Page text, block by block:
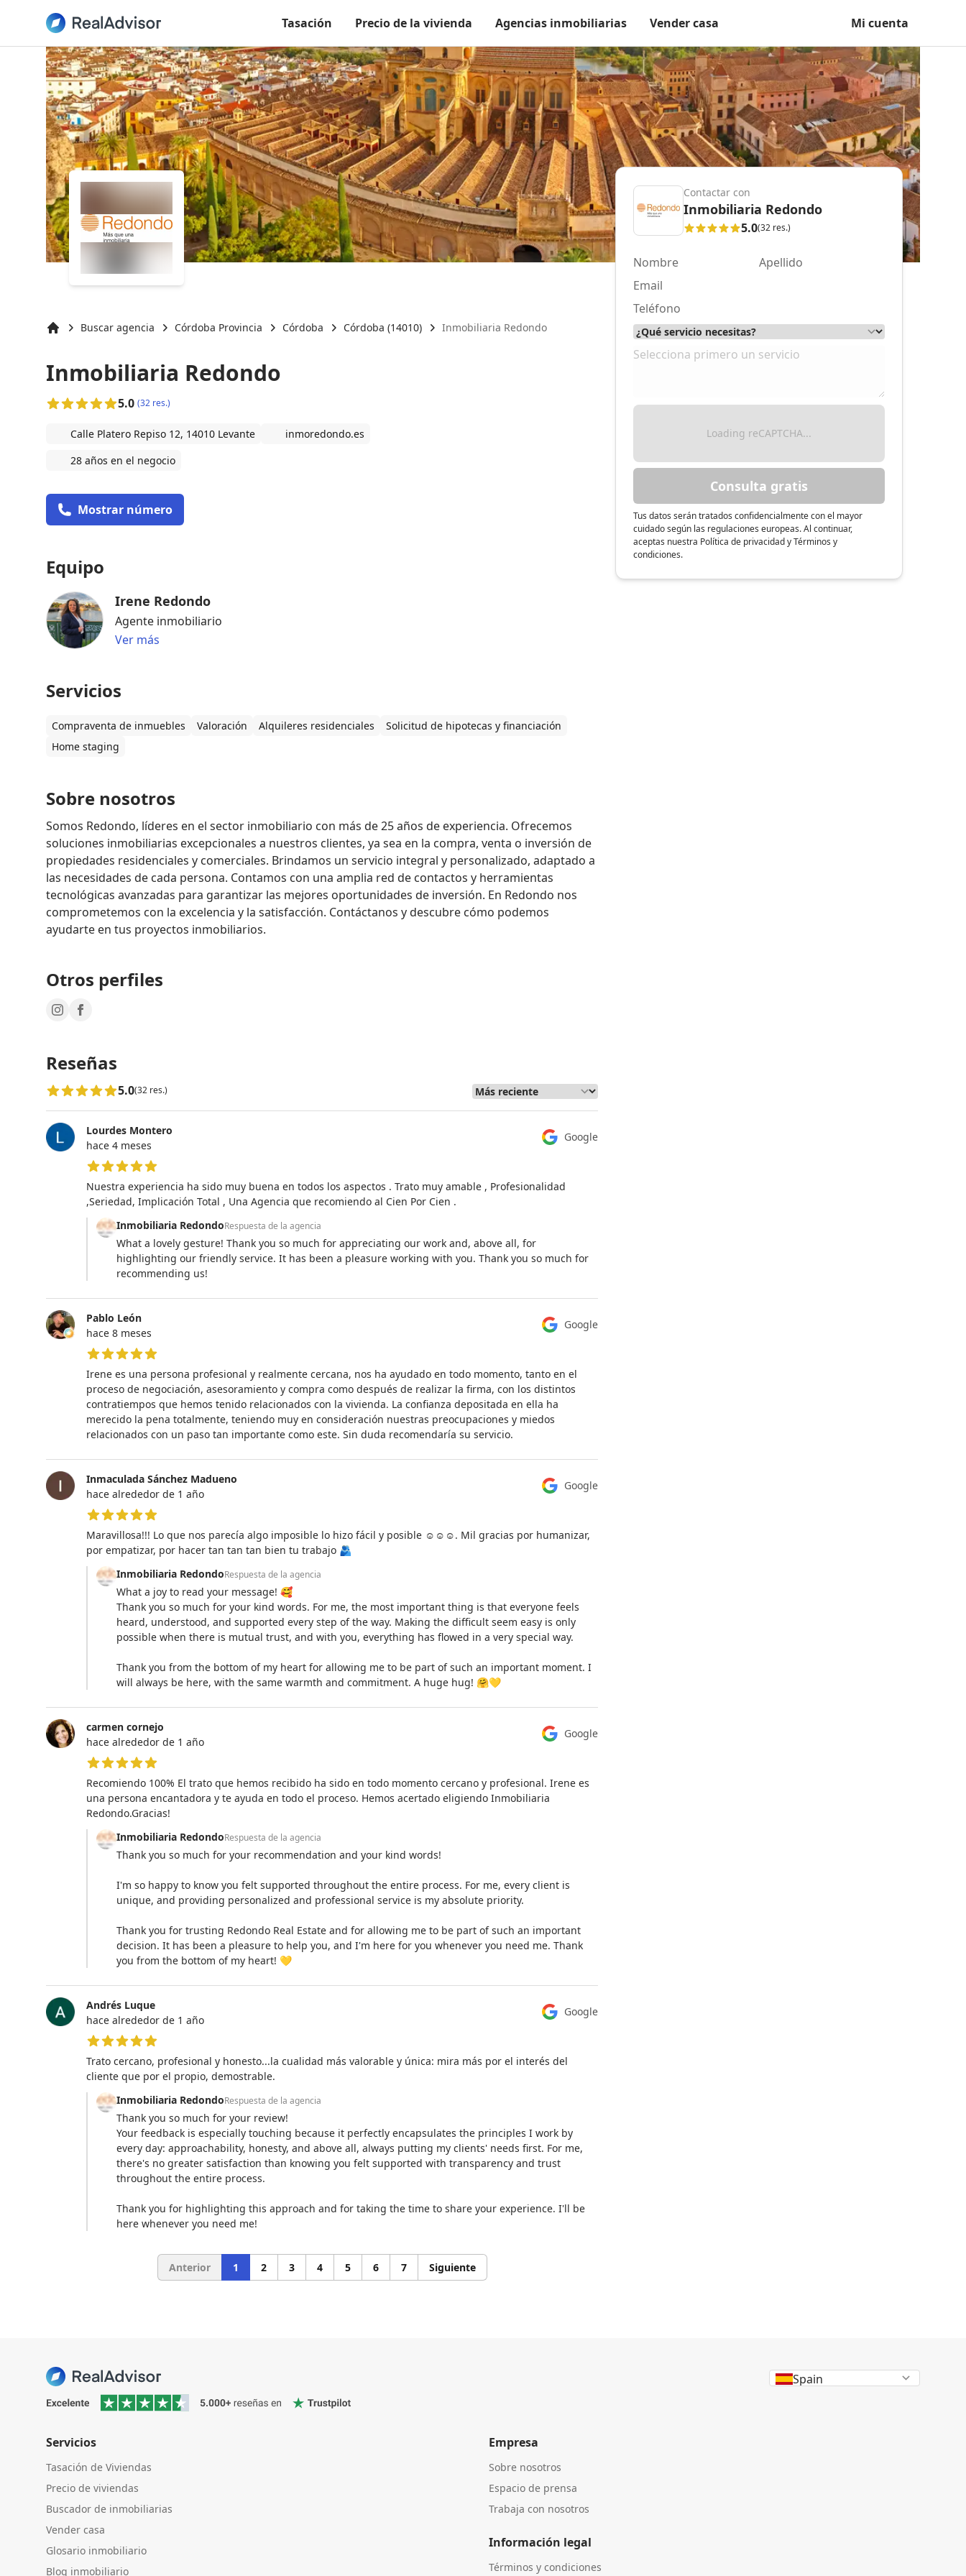
Tasación Precio de la vivienda Agencias inmobiliarias Vender casa Mi cuenta
Buscar agencia Córdoba Provincia Córdoba Córdoba (14010) Inmobiliaria Redondo
Inmobiliaria Redondo
5.0 (32 res.)
Calle Platero Repiso 12, 14010 Levante
inmoredondo.es
28 años en el negocio
Mostrar número
Equipo
Irene Redondo
Agente inmobiliario
Ver más
Servicios
Compraventa de inmuebles Valoración Alquileres residenciales
Solicitud de hipotecas y financiación
Home staging
Sobre nosotros
Somos Redondo, líderes en el sector inmobiliario con más de 25 años de experiencia. Ofrecemos
soluciones inmobiliarias excepcionales a nuestros clientes, ya sea en la compra, venta o inversión de
propiedades residenciales y comerciales. Brindamos un servicio integral y personalizado, adaptado a
las necesidades de cada persona. Contamos con una amplia red de contactos y herramientas
tecnológicas avanzadas para garantizar las mejores oportunidades de inversión. En Redondo nos
comprometemos con la excelencia y la satisfacción. Contáctanos y descubre cómo podemos
Otros perfiles
Reseñas
5.0(32 res.)
Google
Lourdes Montero
hace 4 meses
5 de 5 estrellas
Nuestra experiencia ha sido muy buena en todos los aspectos . Trato muy amable , Profesionalidad
,Seriedad, Implicación Total , Una Agencia que recomiendo al Cien Por Cien .
Inmobiliaria RedondoRespuesta de la agencia
What a lovely gesture! Thank you so much for appreciating our work and, above all, for
highlighting our friendly service. It has been a pleasure working with you. Thank you so much for
recommending us!
Google
Pablo León
hace 8 meses
Irene es una persona profesional y realmente cercana, nos ha ayudado en todo momento, tanto en el
proceso de negociación, asesoramiento y compra como después de realizar la firma, con los distintos
contratiempos que hemos tenido relacionados con la vivienda. La confianza depositada en ella ha
merecido la pena totalmente, teniendo muy en consideración nuestras preocupaciones y miedos
relacionados con un paso tan importante como este. Sin duda recomendaría su servicio.
Google
Inmaculada Sánchez Madueno
hace alrededor de 1 año
5 de 5 estrellas
Maravillosa!!! Lo que nos parecía algo imposible lo hizo fácil y posible ☺️☺️☺️. Mil gracias por humanizar,
por empatizar, por hacer tan tan tan bien tu trabajo 🫂
Inmobiliaria RedondoRespuesta de la agencia
What a joy to read your message! 🥰
Thank you so much for your kind words. For me, the most important thing is that everyone feels
heard, understood, and supported every step of the way. Making the difficult seem easy is only
possible when there is mutual trust, and with you, everything has flowed in a very special way.
Thank you from the bottom of my heart for allowing me to be part of such an important moment. I
will always be here, with the same warmth and commitment. A huge hug! 🤗💛
Google
carmen cornejo
hace alrededor de 1 año
5 de 5 estrellas
Recomiendo 100% El trato que hemos recibido ha sido en todo momento cercano y profesional. Irene es
una persona encantadora y te ayuda en todo el proceso. Hemos acertado eligiendo Inmobiliaria
Redondo.Gracias!
Inmobiliaria RedondoRespuesta de la agencia
Thank you so much for your recommendation and your kind words!
I'm so happy to know you felt supported throughout the entire process. For me, every client is
unique, and providing personalized and professional service is my absolute priority.
Thank you for trusting Redondo Real Estate and for allowing me to be part of such an important
decision. It has been a pleasure to help you, and I'm here for you whenever you need me. Thank
you from the bottom of my heart! 💛
Google
Andrés Luque
hace alrededor de 1 año
Trato cercano, profesional y honesto...la cualidad más valorable y única: mira más por el interés del
cliente que por el propio, demostrable.
Inmobiliaria RedondoRespuesta de la agencia
Thank you so much for your review!
Your feedback is especially touching because it perfectly encapsulates the principles I work by
every day: approachability, honesty, and above all, always putting my clients' needs first. For me,
there's no greater satisfaction than knowing you felt supported with transparency and trust
throughout the entire process.
Thank you for highlighting this approach and for taking the time to share your experience. I'll be
here whenever you need me!
Anterior 1 2 3 4 5 6 7 Siguiente
Contactar con
Inmobiliaria Redondo
5.0(32 res.)
Loading reCAPTCHA...
Consulta gratis
Tus datos serán tratados confidencialmente con el mayor
cuidado según las regulaciones europeas. Al continuar,
aceptas nuestra Política de privacidad y Términos y
condiciones.
Spain
Servicios
Tasación de Viviendas
Precio de viviendas
Buscador de inmobiliarias
Vender casa
Glosario inmobiliario
Blog inmobiliario
Empresa
Sobre nosotros
Espacio de prensa
Trabaja con nosotros
Información legal
Términos y condiciones